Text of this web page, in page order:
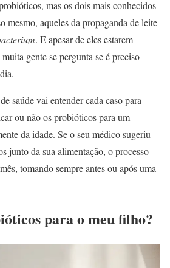
mas os dois mais conhecidos
mesmo, aqueles da propaganda de leite
. E apesar de eles estarem
gente se pergunta se é preciso
saúde vai entender cada caso para
ou não os probióticos para um
da idade. Se o seu médico sugeriu
junto da sua alimentação, o processo
tomando sempre antes ou após uma
para o meu filho?